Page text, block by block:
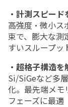
・計測スピー
高強度・微小ス
束で、膨大な測
すいスループ
・超格子構造
Si/SiGeなど多
化。最先端メモ
フェーズに最適